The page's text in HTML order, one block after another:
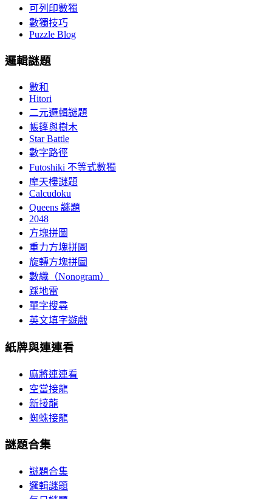
可列印數獨
數獨技巧
Puzzle Blog
邏輯謎題
數和
Hitori
二元邏輯謎題
帳篷與樹木
Star Battle
數字路徑
Futoshiki 不等式數獨
摩天樓謎題
Calcudoku
Queens 謎題
2048
方塊拼圖
重力方塊拼圖
旋轉方塊拼圖
數織（Nonogram）
踩地雷
單字搜尋
英文填字遊戲
紙牌與連連看
麻將連連看
空當接龍
新接龍
蜘蛛接龍
謎題合集
謎題合集
邏輯謎題